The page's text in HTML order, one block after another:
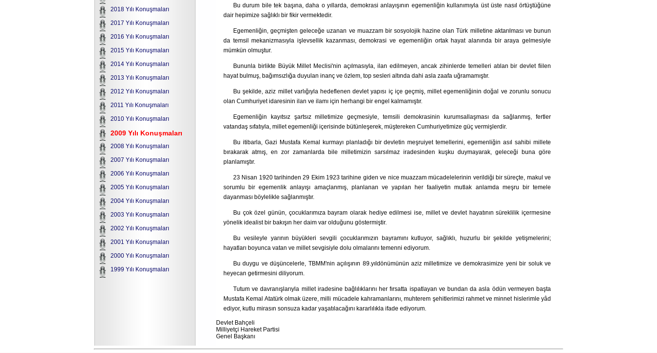
2018 Yılı Konuşmaları
2017 Yılı Konuşmaları
2016 Yılı Konuşmaları
2015 Yılı Konuşmaları
2014 Yılı Konuşmaları
2013 Yılı Konuşmaları
2012 Yılı Konuşmaları
2011 Yılı Konuşmaları
2010 Yılı Konuşmaları
2009 Yılı Konuşmaları
2008 Yılı Konuşmaları
2007 Yılı Konuşmaları
2006 Yılı Konuşmaları
2005 Yılı Konuşmaları
2004 Yılı Konuşmaları
2003 Yılı Konuşmaları
2002 Yılı Konuşmaları
2001 Yılı Konuşmaları
2000 Yılı Konuşmaları
1999 Yılı Konuşmaları
Bu durum bile tek başına, daha o yıllarda, demokrasi anlayışının egemenliğin kullanımıyla üst üste nasıl örtüştüğüne
dair hepimize sağlıklı bir fikir vermektedir.
Egemenliğin, geçmişten geleceğe uzanan ve muazzam bir sosyolojik hazine olan Türk milletine aktarılması ve bunun
da temsil mekanizmasıyla işlevsellik kazanması, demokrasi ve egemenliğin ortak hayat alanında bir araya gelmesiyle
mümkün olmuştur.
Bununla birlikte Büyük Millet Meclisi'nin açılmasıyla, ilan edilmeyen, ancak zihinlerde temelleri atılan bir devlet fiilen
hayat bulmuş, bağımsızlığa duyulan inanç ve özlem, top sesleri altında dahi asla zaafa uğramamıştır.
Bu şekilde, aziz millet varlığıyla hedeflenen devlet yapısı iç içe geçmiş, millet egemenliğinin doğal ve zorunlu sonucu
olan Cumhuriyet idaresinin ilan ve ilamı için herhangi bir engel kalmamıştır.
Egemenliğin kayıtsız şartsız milletimize geçmesiyle, temsili demokrasinin kurumsallaşması da sağlanmış, fertler
vatandaş sıfatıyla, millet egemenliği içerisinde bütünleşerek, müştereken Cumhuriyetimize güç vermişlerdir.
Bu itibarla, Gazi Mustafa Kemal kurmayı planladığı bir devletin meşruiyet temellerini, egemenliğin asıl sahibi millete
bırakarak atmış, en zor zamanlarda bile milletimizin sarsılmaz iradesinden kuşku duymayarak, geleceği buna göre
planlamıştır.
23 Nisan 1920 tarihinden 29 Ekim 1923 tarihine giden ve nice muazzam mücadelelerinin verildiği bir süreçte, makul ve
sorumlu bir egemenlik anlayışı amaçlanmış, planlanan ve yapılan her faaliyetin mutlak anlamda meşru bir temele
dayanması böylelikle sağlanmıştır.
Bu çok özel günün, çocuklarımıza bayram olarak hediye edilmesi ise, millet ve devlet hayatının süreklilik içermesine
yönelik idealist bir bakışın her daim var olduğunu göstermiştir.
Bu vesileyle yarının büyükleri sevgili çocuklarımızın bayramını kutluyor, sağlıklı, huzurlu bir şekilde yetişmelerini;
hayatları boyunca vatan ve millet sevgisiyle dolu olmalarını temenni ediyorum.
Bu duygu ve düşüncelerle, TBMM'nin açılışının 89.yıldönümünün aziz milletimize ve demokrasimize yeni bir soluk ve
heyecan getirmesini diliyorum.
Tutum ve davranışlarıyla millet iradesine bağlılıklarını her fırsatta ispatlayan ve bundan da asla ödün vermeyen başta
Mustafa Kemal Atatürk olmak üzere, milli mücadele kahramanlarını, muhterem şehitlerimizi rahmet ve minnet hislerimle yâd
ediyor, kutlu mirasın sonsuza kadar yaşatılacağını kararlılıkla ifade ediyorum.
Devlet Bahçeli
Milliyetçi Hareket Partisi
Genel Başkanı